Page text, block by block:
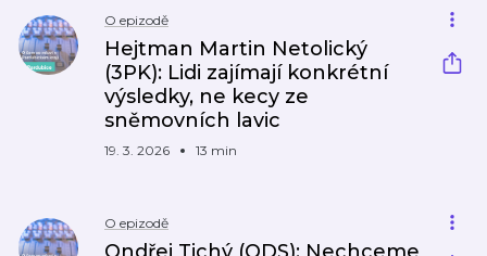
O epizodě
Hejtman Martin Netolický
(3PK): Lidi zajímají konkrétní
výsledky, ne kecy ze
sněmovních lavic
19. 3. 2026 13 min
O epizodě